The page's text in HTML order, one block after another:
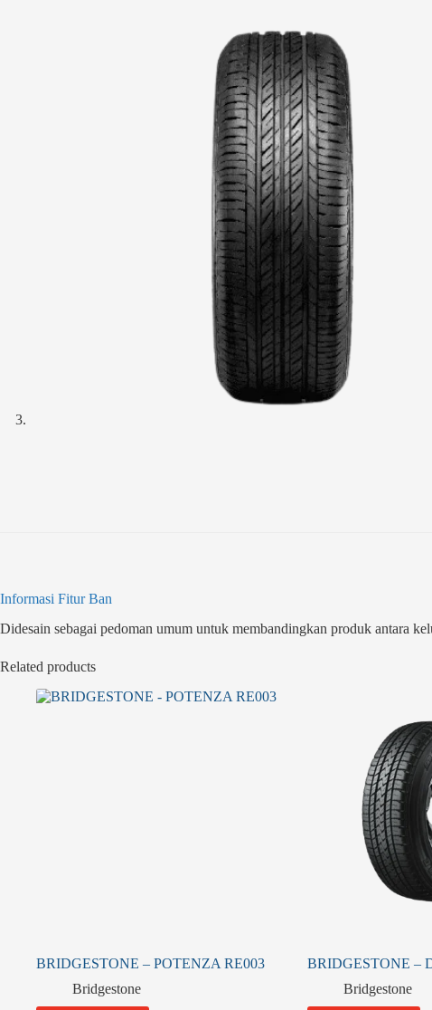
Informasi Fitur Ban
Didesain sebagai pedoman umum untuk membandingkan produk antara
Related products
BRIDGESTONE – POTENZA RE003
Bridgestone
BRIDGESTONE –
Bridgestone